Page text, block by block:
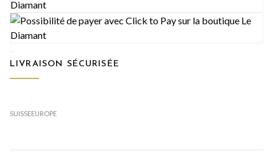
LIVRAISON SÉCURISÉE
SUISSEEUROPE